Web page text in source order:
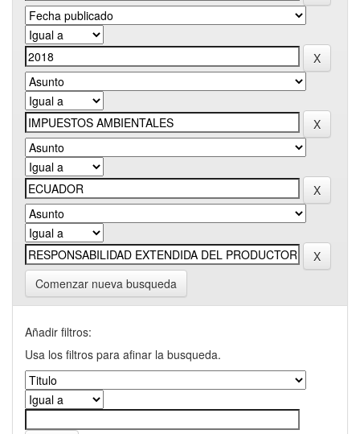
Comenzar nueva busqueda
Añadir filtros:
Usa los filtros para afinar la busqueda.